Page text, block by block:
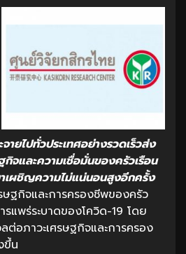
ายไปทั่วประเทศอย่างรวดเร็วส่ง
จและความเชื่อมั่นของครัวเรือน
เผชิญความไม่แน่นอนสูงอีกครั้ง
รษฐกิจและการครองชีพของครัว
รแพร่ระบาดของโควิด-19 โดย
ต่อภาวะเศรษฐกิจและการครอง
ขึ้น